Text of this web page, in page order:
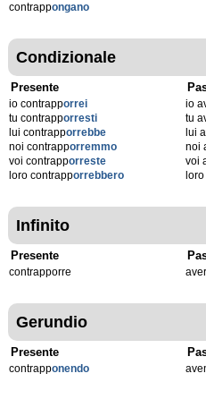
contrappongano
Condizionale
Presente
io contrapporrei
tu contrapporresti
lui contrapporrebbe
noi contrapporremmo
voi contrapporreste
loro contrapporrebbero
io
tu
lui
noi
voi
Infinito
Presente
contrapporre
Gerundio
Presente
contrapponendo